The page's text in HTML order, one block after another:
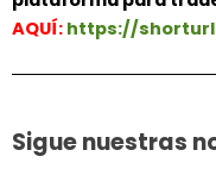
AQUÍ: https://
Sigue nuestras